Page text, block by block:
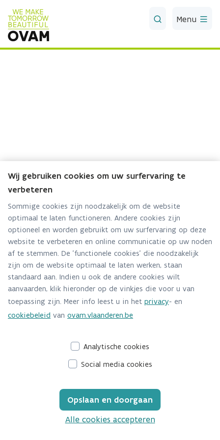
Skip to Main Content
Menu
Wij gebruiken cookies om uw surfervaring te
verbeteren
Sommige cookies zijn noodzakelijk om de website
optimaal te laten functioneren. Andere cookies zijn
optioneel en worden gebruikt om uw surfervaring op deze
website te verbeteren en online communicatie op uw noden
af te stemmen. De 'functionele cookies' die noodzakelijk
zijn om de website optimaal te laten werken, staan
standaard aan. Indien u ook de andere cookies wilt
aanvaarden, klik hieronder op de vinkjes die voor u van
toepassing zijn. Meer info leest u in het privacy- en
cookiebeleid van ovam.vlaanderen.be
Analytische cookies
Social media cookies
Opslaan en doorgaan
Alle cookies accepteren